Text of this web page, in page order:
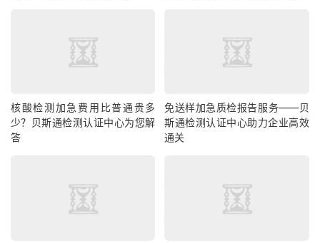
核酸检测加急费用比普通贵多
少？贝斯通检测认证中心为您解
答
免送样加急质检报告服务——贝
斯通检测认证中心助力企业高效
通关